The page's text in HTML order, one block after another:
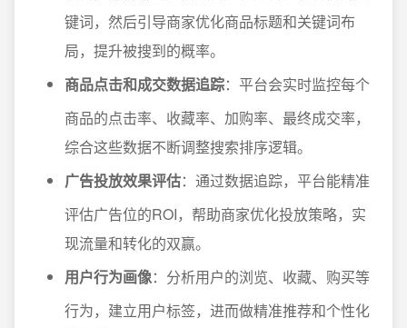
键词，然后引导商家优化商品标题和关键词布
局，提升被搜到的概率。
商品点击和成交数据追踪：平台会实时监控每个
商品的点击率、收藏率、加购率、最终成交率，
综合这些数据不断调整搜索排序逻辑。
广告投放效果评估：通过数据追踪，平台能精准
评估广告位的ROI，帮助商家优化投放策略，实
现流量和转化的双赢。
用户行为画像：分析用户的浏览、收藏、购买等
行为，建立用户标签，进而做精准推荐和个性化